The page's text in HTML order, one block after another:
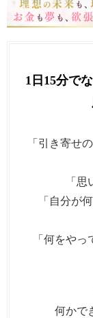
1日15分で
「引き寄せ
「
「自分が
「何をや
何かで